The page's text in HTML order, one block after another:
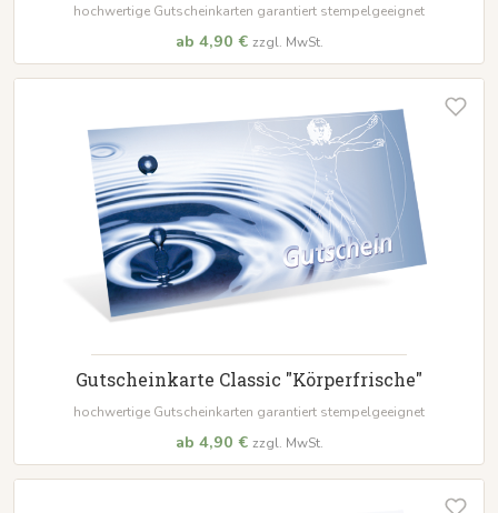
hochwertige Gutscheinkarten garantiert stempelgeeignet
ab 4,90 € zzgl. MwSt.
Gutscheinkarte Classic "Körperfrische"
hochwertige Gutscheinkarten garantiert stempelgeeignet
ab 4,90 € zzgl. MwSt.